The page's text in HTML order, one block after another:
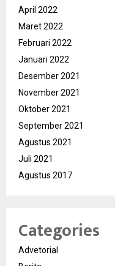
April 2022
Maret 2022
Februari 2022
Januari 2022
Desember 2021
November 2021
Oktober 2021
September 2021
Agustus 2021
Juli 2021
Agustus 2017
Categories
Advetorial